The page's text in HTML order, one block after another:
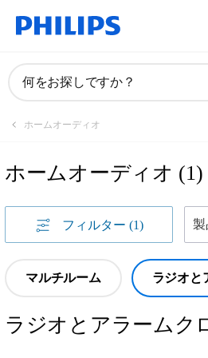
何をお探しですか？
ホームオーディオ
ホームオーディオ (1)
フィルター (1)
マルチルーム ラジオと
ラジオとアラームク